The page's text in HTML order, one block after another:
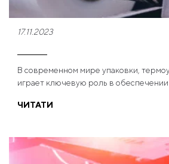
17.11.2023
В современном мире упаковки,
играет ключевую роль в обеспечении
ЧИТАТИ